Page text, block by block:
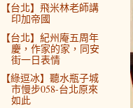
【台北】飛米林老師講
印加帝國
【台北】紀州庵五周年
慶，作家的家，同安
街一日表情
【綠逗冰】聽水瓶子城
市慢步058-台北原來
如此